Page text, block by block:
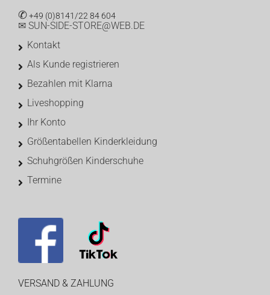
✆+49 (0)8141/22 84 604
✉ SUN-SIDE-STORE@WEB.DE
Kontakt
Als Kunde registrieren
Bezahlen mit Klarna
Liveshopping
Ihr Konto
Größentabellen Kinderkleidung
Schuhgrößen Kinderschuhe
Termine
VERSAND & ZAHLUNG